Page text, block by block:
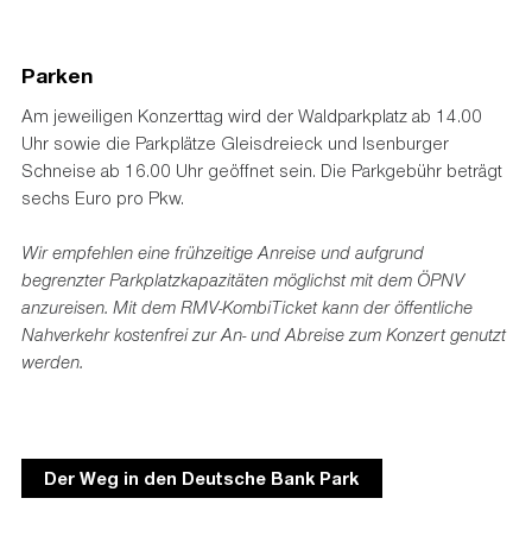
Parken
Am jeweiligen Konzerttag wird der Waldparkplatz ab 14.00
Uhr sowie die Parkplätze Gleisdreieck und Isenburger
Schneise ab 16.00 Uhr geöffnet sein. Die Parkgebühr beträgt
sechs Euro pro Pkw.
Wir empfehlen eine frühzeitige Anreise und aufgrund
begrenzter Parkplatzkapazitäten möglichst mit dem ÖPNV
anzureisen. Mit dem RMV-KombiTicket kann der öffentliche
Nahverkehr kostenfrei zur An- und Abreise zum Konzert genutzt
werden.
Der Weg in den Deutsche Bank Park